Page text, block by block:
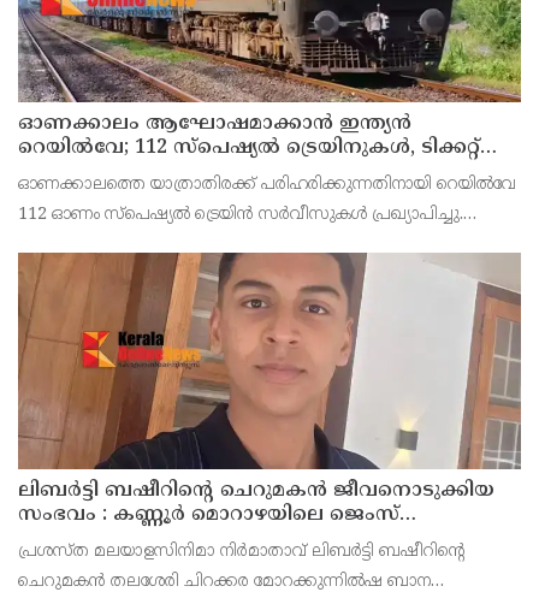
ഓണക്കാലം ആഘോഷമാക്കാൻ ഇന്ത്യൻ
റെയിൽവേ; 112 സ്പെഷ്യൽ ട്രെയിനുകൾ, ടിക്കറ്റ്
ബുക്കിംഗുകൾ ഉടൻ ആരംഭിക്കും
ഓണക്കാലത്തെ യാത്രാതിരക്ക് പരിഹരിക്കുന്നതിനായി റെയിൽവേ
112 ഓണം സ്പെഷ്യൽ ട്രെയിൻ സർവീസുകൾ പ്രഖ്യാപിച്ചു.
ട്രെയിനുകൾ ഓടുക. മറുനാടൻ മലയാളികൾക്കും വിദ്യാ
ലിബർട്ടി ബഷീറിന്റെ ചെറുമകൻ ജീവനൊടുക്കിയ
സംഭവം : കണ്ണൂർ മൊറാഴയിലെ ജെംസ്
ഇൻ്റർനാഷനൽ സ്കൂളിലെ പ്രധാന
അധ്യാപികക്കെതിരെ പരാതിയുമായിബന്ധുക്കൾ
പ്രശസ്ത മലയാളസിനിമാ നിർമാതാവ് ലിബർട്ടി ബഷീറിന്റെ
ചെറുമകൻ തലശേരി ചിറക്കര മോറക്കുന്നിൽഷ ബാന